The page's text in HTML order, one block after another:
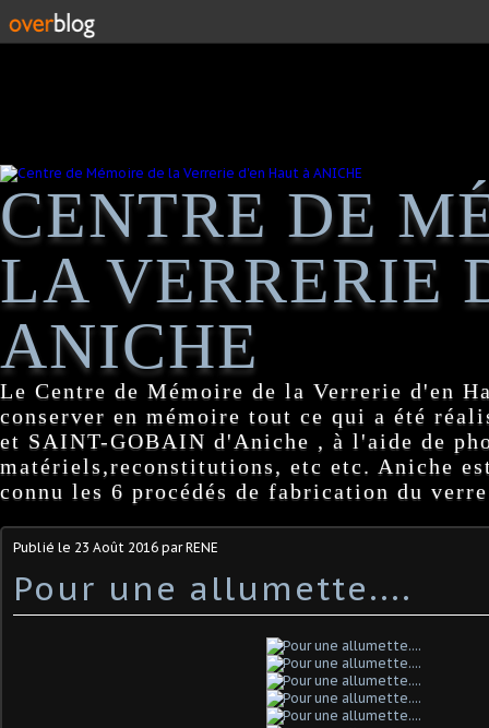
CENTRE DE
LA VERRERIE
ANICHE
Le Centre de Mémoire de la Verrerie d'en
conserver en mémoire tout ce qui a été
et SAINT-GOBAIN d'Aniche , à l'aide de
matériels,reconstitutions, etc etc. Aniche
connu les 6 procédés de fabrication du
Publié le 23 Août 2016 par RENE
Pour une allumette....